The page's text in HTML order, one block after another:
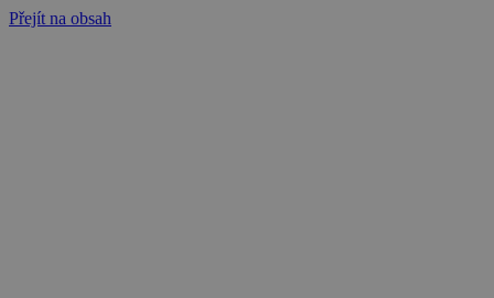
Přejít na obsah